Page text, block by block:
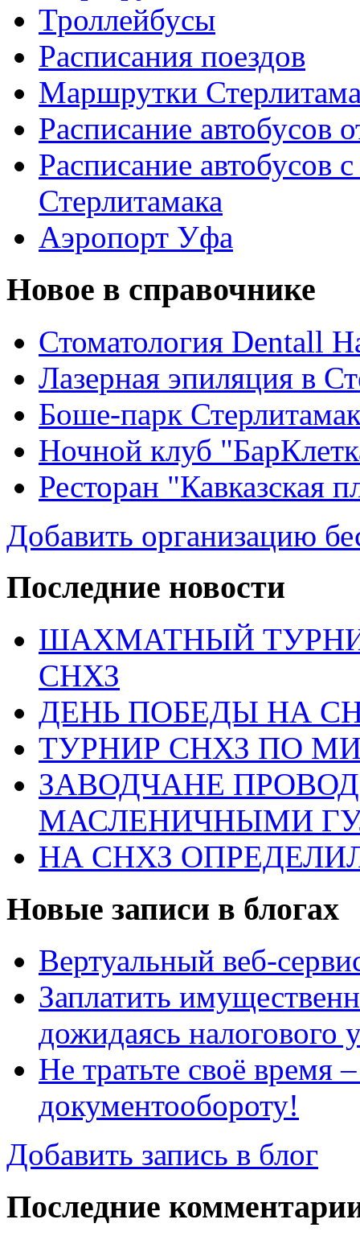
Троллейбусы
Расписания поездов
Маршрутки
Расписание автобусов
Расписание автобусов
Стерлитамака
Аэропорт Уфа
Новое в справочнике
Стоматология Dentall
Лазерная эпиляция в
Боше-парк
Ночной клуб
Ресторан "Кавказская
Добавить организацию
Последние новости
ШАХМАТНЫЙ
СНХЗ
ДЕНЬ ПОБЕДЫ НА
ТУРНИР СНХЗ ПО
ЗАВОДЧАНЕ
МАСЛЕНИЧНЫМИ
НА СНХЗ
Новые записи в блогах
Вертуальный веб-
Заплатить
дожидаясь налогового
Не тратьте своё время
документообороту!
Добавить запись в блог
Последние